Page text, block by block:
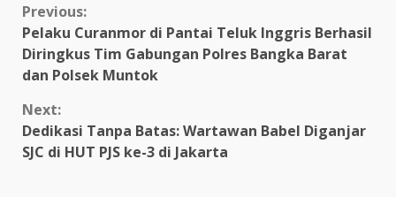
Continue
Reading
Previous:
Pelaku Curanmor di Pantai Teluk Inggris Berhasil
Diringkus Tim Gabungan Polres Bangka Barat
dan Polsek Muntok
Next:
Dedikasi Tanpa Batas: Wartawan Babel Diganjar
SJC di HUT PJS ke-3 di Jakarta